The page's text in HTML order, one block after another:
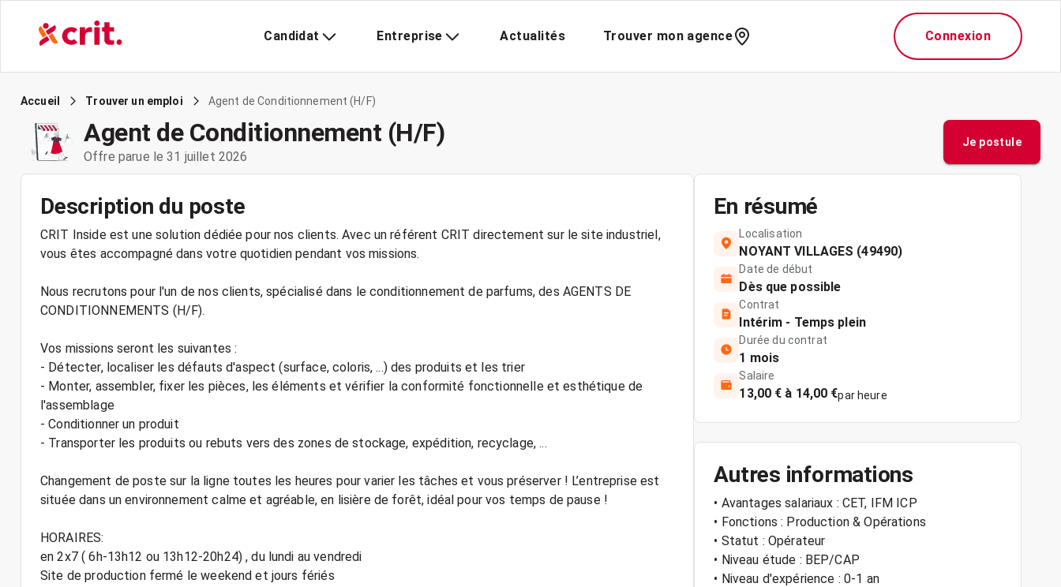
Candidat Entreprise Actualités Trouver mon agence Connexion
Accueil Trouver un emploi Agent de Conditionnement (H/F)
Agent de Conditionnement (H/F)
Offre parue le 31 juillet 2026
Je postule
Description du poste
CRIT Inside est une solution dédiée pour nos clients. Avec un référent CRIT directement sur le site industriel,
vous êtes accompagné dans votre quotidien pendant vos missions.
Nous recrutons pour l'un de nos clients, spécialisé dans le conditionnement de parfums, des AGENTS DE
CONDITIONNEMENTS (H/F).
Vos missions seront les suivantes :
- Détecter, localiser les défauts d'aspect (surface, coloris, ...) des produits et les trier
- Monter, assembler, fixer les pièces, les éléments et vérifier la conformité fonctionnelle et esthétique de
l'assemblage
- Conditionner un produit
- Transporter les produits ou rebuts vers des zones de stockage, expédition, recyclage, ...
Changement de poste sur la ligne toutes les heures pour varier les tâches et vous préserver ! L’entreprise est
située dans un environnement calme et agréable, en lisière de forêt, idéal pour vos temps de pause !
HORAIRES:
en 2x7 ( 6h-13h12 ou 13h12-20h24) , du lundi au vendredi
Site de production fermé le weekend et jours fériés
En résumé
Localisation
NOYANT VILLAGES (49490)
Date de début
Dès que possible
Contrat
Intérim - Temps plein
Durée du contrat
1 mois
Salaire
13,00 € à 14,00 €par heure
Autres informations
• Avantages salariaux : CET, IFM ICP
• Fonctions : Production & Opérations
• Statut : Opérateur
• Niveau étude : BEP/CAP
• Niveau d'expérience : 0-1 an